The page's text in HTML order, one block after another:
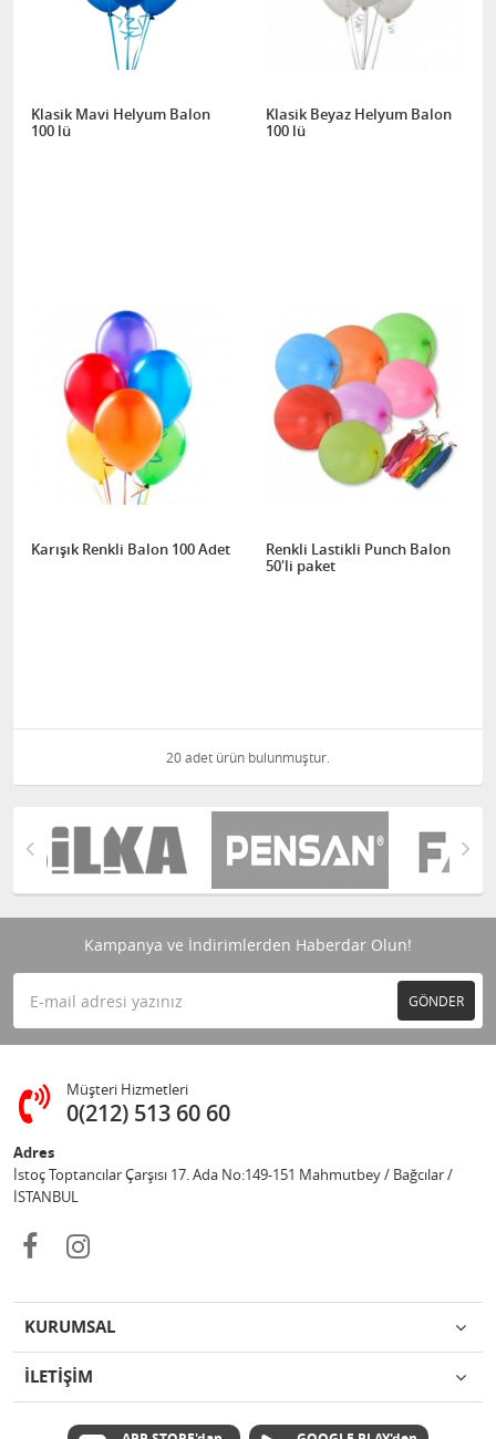
Klasik Mavi Helyum Balon
100 lü
Klasik Beyaz Helyum Balon
100 lü
Karışık Renkli Balon 100 Adet
Renkli Lastikli Punch Balon
50'li paket
20 adet ürün bulunmuştur.
Kampanya ve İndirimlerden Haberdar Olun!
GÖNDER
Müşteri Hizmetleri
0(212) 513 60 60
Adres
İstoç Toptancılar Çarşısı 17. Ada No:149-151 Mahmutbey / Bağcılar /
İSTANBUL
KURUMSAL
İLETİŞİM